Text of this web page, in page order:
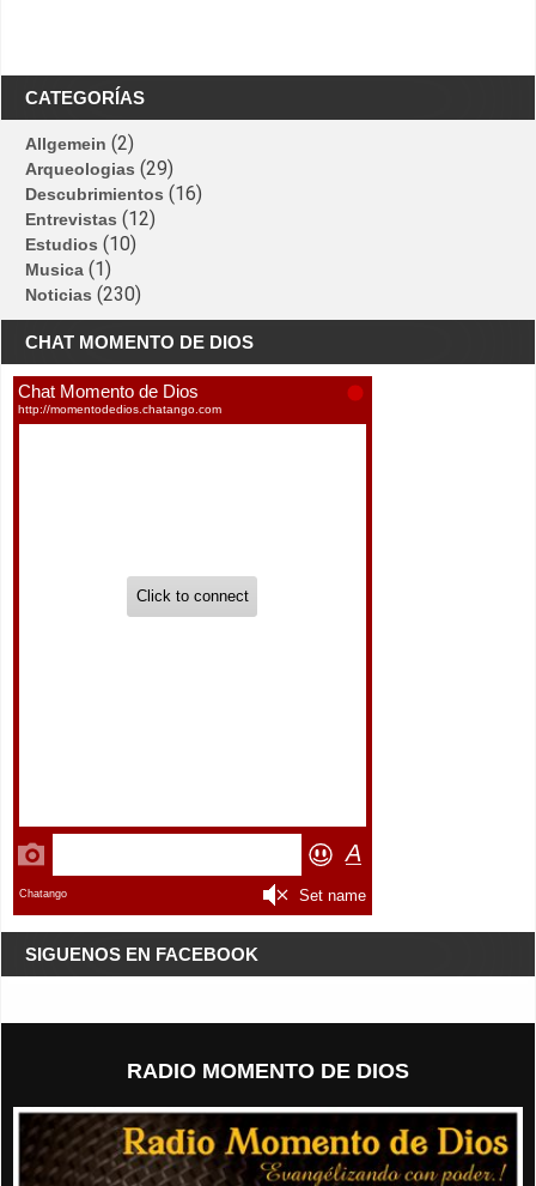
CATEGORÍAS
Allgemein (2)
Arqueologias (29)
Descubrimientos (16)
Entrevistas (12)
Estudios (10)
Musica (1)
Noticias (230)
CHAT MOMENTO DE DIOS
SIGUENOS EN FACEBOOK
RADIO MOMENTO DE DIOS